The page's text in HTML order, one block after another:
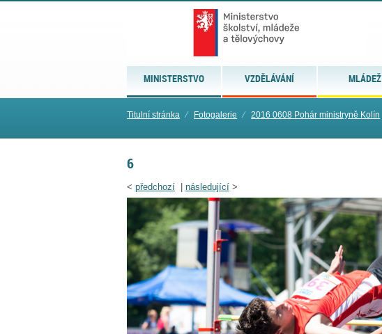
MINISTERSTVO VZDĚLÁVÁNÍ MLÁDEŽ
Titulní stránka ⁄ Fotogalerie ⁄ 2016 0608 Pohár ministryně Kolín
6
< předchozí následující >